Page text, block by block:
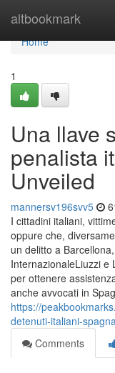
altbookmark
Home
Home
1
Una llave
penalista
Unveiled
mannersv196svv5
I cittadini italiani,
oppure che,
un delitto a
InternazionaleLiuzzi e
per ottenere
anche avvocati in
https://
detenuti-italiani-
Comments